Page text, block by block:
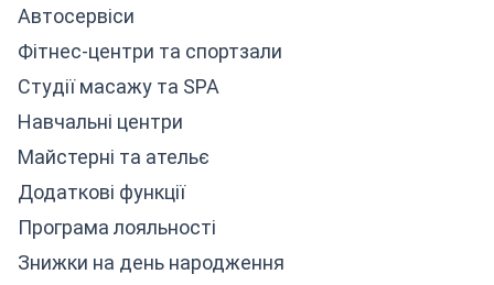
Автосервіси
Фітнес-центри та спортзали
Студії масажу та SPA
Навчальні центри
Майстерні та ательє
Додаткові функції
Програма лояльності
Знижки на день народження